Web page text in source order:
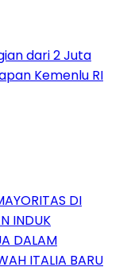
dari 2 Juta
Kemenlu RI
DI
INDUK
DALAM
ITALIA BARU